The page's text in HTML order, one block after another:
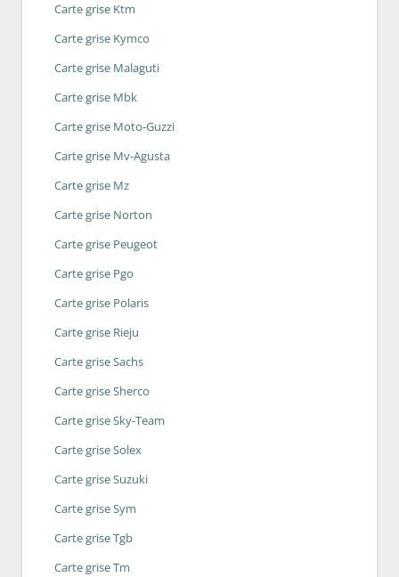
Carte grise Ktm
Carte grise Kymco
Carte grise Malaguti
Carte grise Mbk
Carte grise Moto-Guzzi
Carte grise Mv-Agusta
Carte grise Mz
Carte grise Norton
Carte grise Peugeot
Carte grise Pgo
Carte grise Polaris
Carte grise Rieju
Carte grise Sachs
Carte grise Sherco
Carte grise Sky-Team
Carte grise Solex
Carte grise Suzuki
Carte grise Sym
Carte grise Tgb
Carte grise Tm